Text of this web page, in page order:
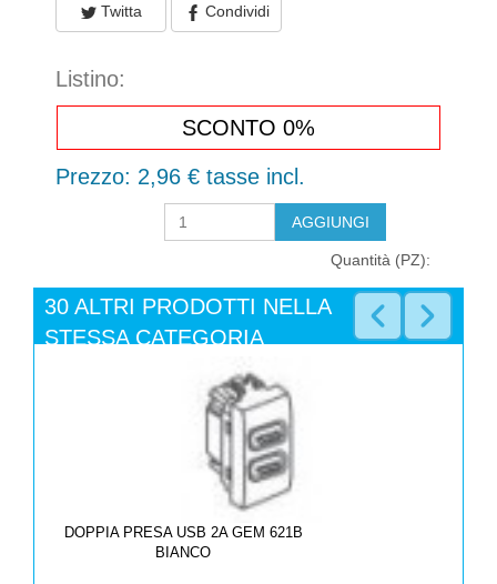
Twitta Condividi
Listino:
SCONTO 0%
Prezzo: 2,96 € tasse incl.
Quantità (PZ):
30 ALTRI PRODOTTI NELLA
STESSA CATEGORIA
DOPPIA PRESA USB 2A GEM 621B
BIANCO